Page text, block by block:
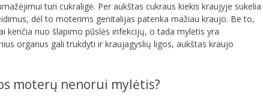
turi cukraligė. Per aukštas cukraus kiekis kraujyje sukelia
dėl to moterims genitalijas patenka mažiau kraujo. Be to,
kenčia nuo šlapimo pūslės infekcijų, o tada mylėtis yra
organus gali trukdyti ir kraujagyslių ligos, aukštas kraujo
moterų nenorui mylėtis?